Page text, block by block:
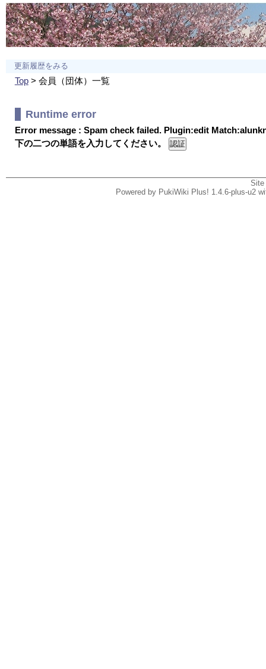
更新履歴をみる
Top> 会員（団体）一覧
Runtime error
Error message : Spam check failed. Plugin:edit
下の二つの単語を入力してください。
Powered by PukiWiki Plus! 1.4.6-plus-u2